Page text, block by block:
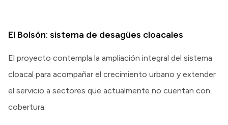
El Bolsón: sistema de desagües cloacales
El proyecto contempla la ampliación integral del sistema
cloacal para acompañar el crecimiento urbano y extender
el servicio a sectores que actualmente no cuentan con
cobertura.